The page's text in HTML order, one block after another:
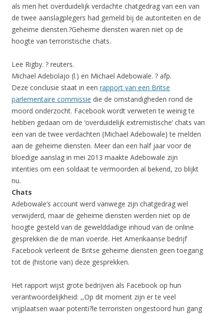
als men het overduidelijk verdachte chatgedrag van een van
de twee aanslagplegers had gemeld bij de autoriteiten en de
geheime diensten.?Geheime diensten waren niet op de
hoogte van terroristische chats.
Lee Rigby. ? reuters.
Michael Adebolajo (l.) en Michael Adebowale. ? afp.
Deze conclusie staat in een rapport van een Britse
parlementaire commissie die de omstandigheden rond de
moord onderzocht. Facebook wordt verweten te weinig te
hebben gedaan om de ‘overduidelijk extremistische’ chats van
een van de twee verdachten (Michael Adebowale) te melden
aan de geheime diensten. Meer dan een half jaar voor de
bloedige aanslag in mei 2013 maakte Adebowale zijn
intenties om een soldaat te vermoorden al bekend, zo blijkt
nu.
Chats
Adebowale’s account werd vanwege zijn chatgedrag wel
verwijderd, maar de geheime diensten werden niet op de
hoogte gesteld van de gewelddadige inhoud van de online
gesprekken die de man voerde. Het Amerikaanse bedrijf
Facebook verleent de Britse geheime diensten geen toegang
tot de (historie van) deze gesprekken.
Het rapport wijst grote bedrijven als Facebook op hun
verantwoordelijkheid: ,,Op dit moment zijn er te veel
vrijplaatsen waar potenti?le terroristen ongestoord hun gang